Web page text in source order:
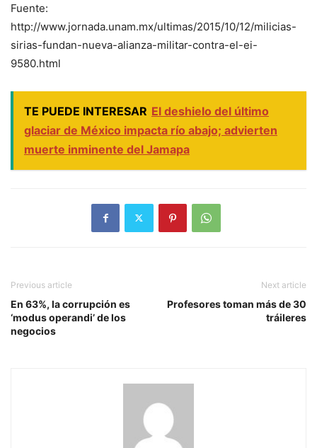
Fuente:
http://www.jornada.unam.mx/ultimas/2015/10/12/milicias-
sirias-fundan-nueva-alianza-militar-contra-el-ei-
9580.html
TE PUEDE INTERESAR El deshielo del último
glaciar de México impacta río abajo; advierten
muerte inminente del Jamapa
Previous article
En 63%, la corrupción es
‘modus operandi’ de los
negocios
Next article
Profesores toman más de 30
tráileres